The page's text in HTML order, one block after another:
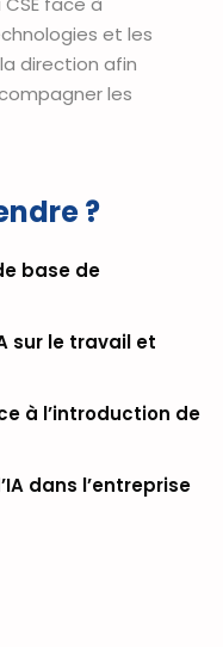
et les
direction afin
les
?
base de
sur le travail et
à l’introduction de
dans l’entreprise